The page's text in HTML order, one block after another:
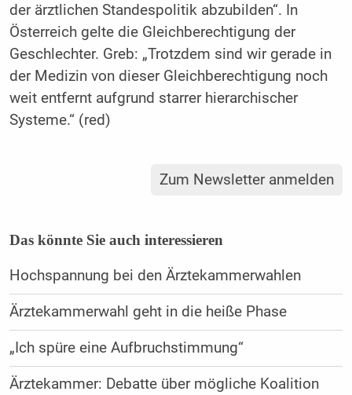
der ärztlichen Standespolitik abzubilden“. In
Österreich gelte die Gleichberechtigung der
Geschlechter. Greb: „Trotzdem sind wir gerade in
der Medizin von dieser Gleichberechtigung noch
weit entfernt aufgrund starrer hierarchischer
Systeme.“ (red)
Zum Newsletter anmelden
Das könnte Sie auch interessieren
Hochspannung bei den Ärztekammerwahlen
Ärztekammerwahl geht in die heiße Phase
„Ich spüre eine Aufbruchstimmung“
Ärztekammer: Debatte über mögliche Koalition